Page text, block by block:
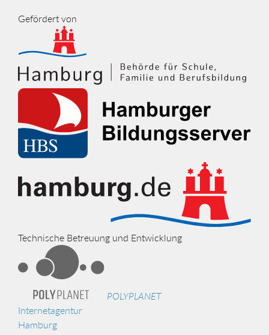
Gefördert von
Technische Betreuung und Entwicklung
POLYPLANET
Internetagentur
Hamburg